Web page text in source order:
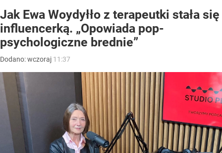
Jak Ewa Woydyłło z terapeutki stała się
influencerką. „Opowiada pop-
psychologiczne brednie”
Dodano:wczoraj 11:37